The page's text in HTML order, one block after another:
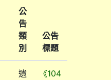
公
告
類
別
公告
標題
遺
《104